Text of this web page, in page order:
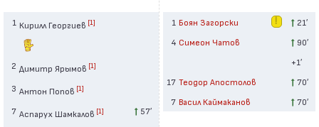
1 Кирилл Георгиев [1]
2 Димитр Ярымов [1]
3 Антон Попов [1]
7 Аспарух Шамкалов [1] 57′
1 Боян Загорски
21′
4 Симеон Чатов
90′
+1′
17 Теодор Апостолов
70′
7 Васил Каймаканов 70′